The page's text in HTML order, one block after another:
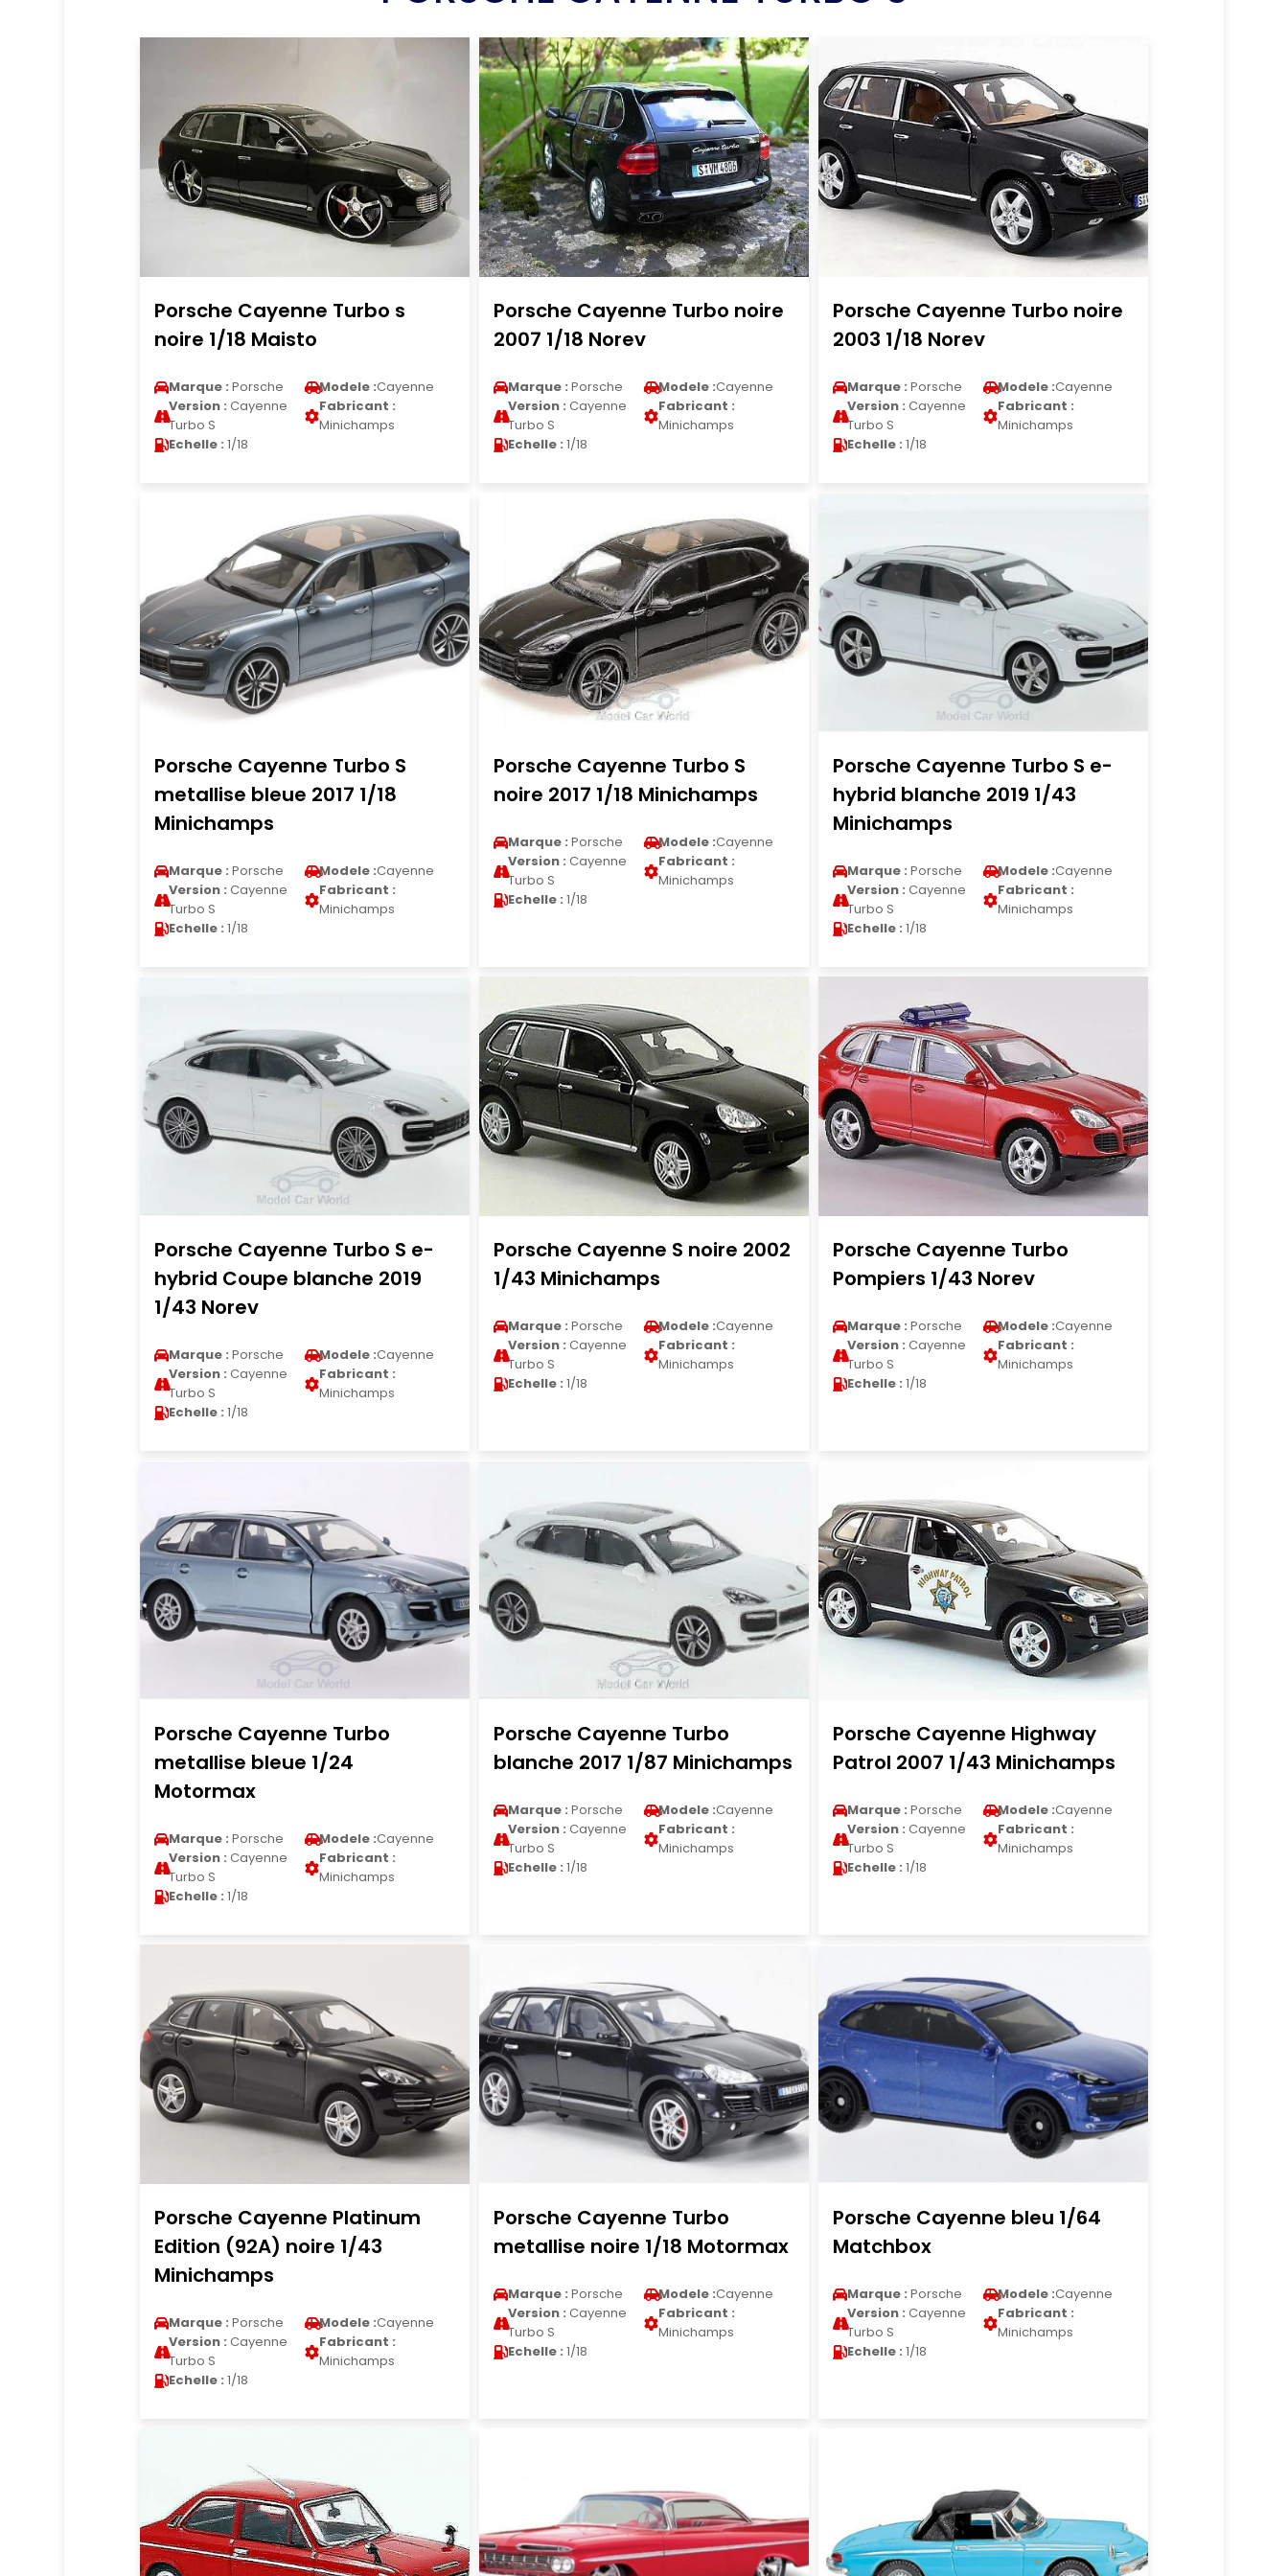
Porsche Cayenne Turbo s
noire 1/18 Maisto
Marque : Porsche Modele :Cayenne
Version : Cayenne
Turbo S
Fabricant :
Minichamps
Echelle : 1/18
Porsche Cayenne Turbo noire
2007 1/18 Norev
Marque : Porsche Modele :Cayenne
Version : Cayenne
Turbo S
Fabricant :
Minichamps
Echelle : 1/18
Porsche Cayenne Turbo noire
2003 1/18 Norev
Marque : Porsche Modele :Cayenne
Version : Cayenne
Turbo S
Fabricant :
Minichamps
Echelle : 1/18
Porsche Cayenne Turbo S
metallise bleue 2017 1/18
Minichamps
Marque : Porsche Modele :Cayenne
Version : Cayenne
Turbo S
Fabricant :
Minichamps
Echelle : 1/18
Porsche Cayenne Turbo S
noire 2017 1/18 Minichamps
Marque : Porsche Modele :Cayenne
Version : Cayenne
Turbo S
Fabricant :
Minichamps
Echelle : 1/18
Porsche Cayenne Turbo S e-
hybrid blanche 2019 1/43
Minichamps
Marque : Porsche Modele :Cayenne
Version : Cayenne
Turbo S
Fabricant :
Minichamps
Echelle : 1/18
Porsche Cayenne Turbo S e-
hybrid Coupe blanche 2019
1/43 Norev
Marque : Porsche Modele :Cayenne
Version : Cayenne
Turbo S
Fabricant :
Minichamps
Echelle : 1/18
Porsche Cayenne S noire 2002
1/43 Minichamps
Marque : Porsche Modele :Cayenne
Version : Cayenne
Turbo S
Fabricant :
Minichamps
Echelle : 1/18
Porsche Cayenne Turbo
Pompiers 1/43 Norev
Marque : Porsche Modele :Cayenne
Version : Cayenne
Turbo S
Fabricant :
Minichamps
Echelle : 1/18
Porsche Cayenne Turbo
metallise bleue 1/24
Motormax
Marque : Porsche Modele :Cayenne
Version : Cayenne
Turbo S
Fabricant :
Minichamps
Echelle : 1/18
Porsche Cayenne Turbo
blanche 2017 1/87 Minichamps
Marque : Porsche Modele :Cayenne
Version : Cayenne
Turbo S
Fabricant :
Minichamps
Echelle : 1/18
Porsche Cayenne Highway
Patrol 2007 1/43 Minichamps
Marque : Porsche Modele :Cayenne
Version : Cayenne
Turbo S
Fabricant :
Minichamps
Echelle : 1/18
Porsche Cayenne Platinum
Edition (92A) noire 1/43
Minichamps
Marque : Porsche Modele :Cayenne
Version : Cayenne
Turbo S
Fabricant :
Minichamps
Echelle : 1/18
Porsche Cayenne Turbo
metallise noire 1/18 Motormax
Marque : Porsche Modele :Cayenne
Version : Cayenne
Turbo S
Fabricant :
Minichamps
Echelle : 1/18
Porsche Cayenne bleu 1/64
Matchbox
Marque : Porsche Modele :Cayenne
Version : Cayenne
Turbo S
Fabricant :
Minichamps
Echelle : 1/18